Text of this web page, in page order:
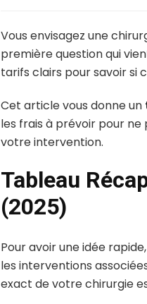
Vous envisagez une
première question qui
tarifs clairs pour savoir si
Cet article vous donne un
les frais à prévoir pour ne
votre intervention.
Tableau
(2025)
Pour avoir une idée
les interventions
exact de votre chirurgie